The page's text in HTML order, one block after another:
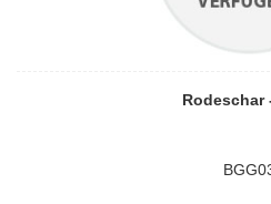
Rodeschar